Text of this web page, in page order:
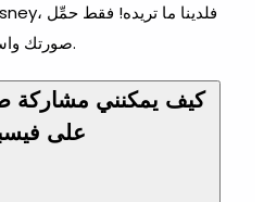
صورتك واستخدم أدواتنا لصنع الكرتون.
كيف يمكنني مشاركة
على